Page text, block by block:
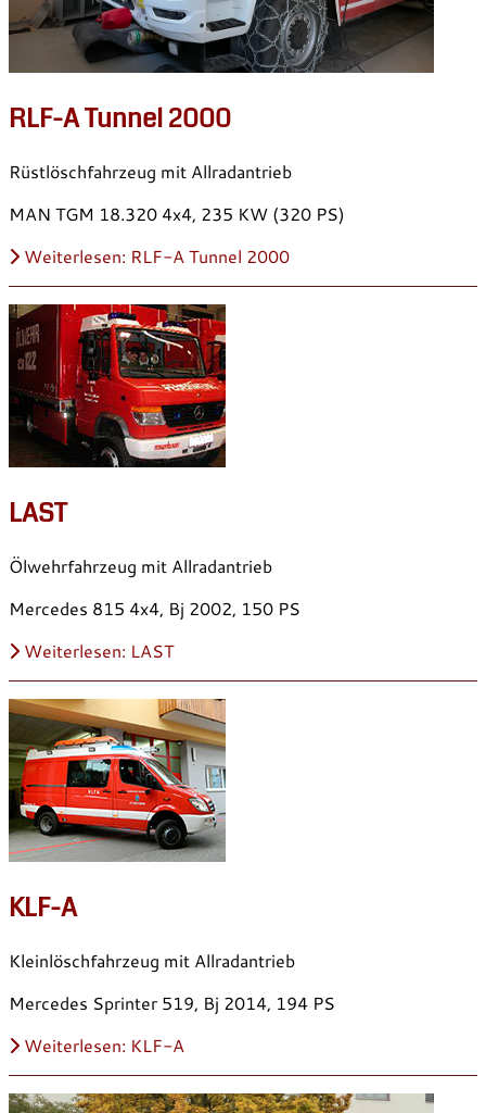
RLF-A Tunnel 2000
Rüstlöschfahrzeug mit Allradantrieb
MAN TGM 18.320 4x4, 235 KW (320 PS)
Weiterlesen: RLF-A Tunnel 2000
LAST
Ölwehrfahrzeug mit Allradantrieb
Mercedes 815 4x4, Bj 2002, 150 PS
Weiterlesen: LAST
KLF-A
Kleinlöschfahrzeug mit Allradantrieb
Mercedes Sprinter 519, Bj 2014, 194 PS
Weiterlesen: KLF-A